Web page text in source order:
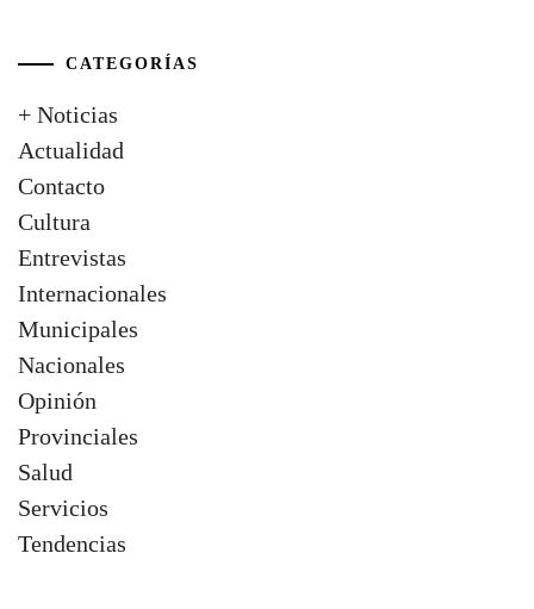
CATEGORÍAS
+ Noticias
Actualidad
Contacto
Cultura
Entrevistas
Internacionales
Municipales
Nacionales
Opinión
Provinciales
Salud
Servicios
Tendencias